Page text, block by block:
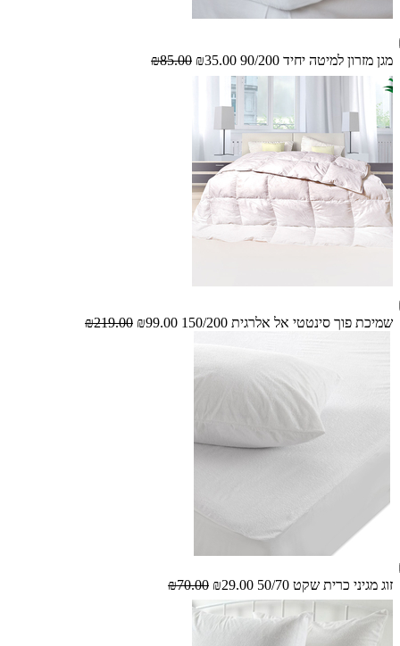
מגן מזרון למיטה יחיד 90/200 ₪35.00
₪85.00
שמיכת פוך סינטטי אל אלרגית 150/200 ₪99.00
₪219.00
זוג מגיני כרית שקט 50/70 ₪29.00
₪70.00